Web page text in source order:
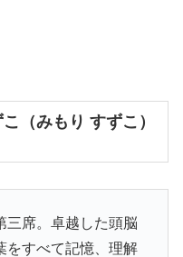
（みもり すずこ）
三席。卓越した頭脳
をすべて記憶、理解